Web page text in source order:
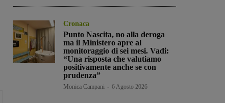
Cronaca
Punto Nascita, no alla deroga
ma il Ministero apre al
monitoraggio di sei mesi. Vadi:
“Una risposta che valutiamo
positivamente anche se con
prudenza”
Monica Campani 6 Agosto 2026